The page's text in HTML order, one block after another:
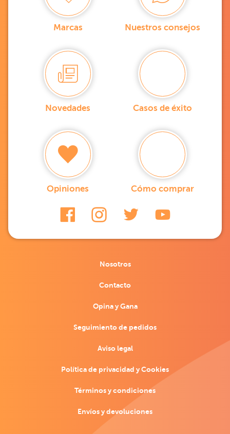
Marcas Nuestros consejos
Novedades Casos de éxito
Opiniones Cómo comprar
Nosotros
Contacto
Opina y Gana
Seguimiento de pedidos
Aviso legal
Política de privacidad y Cookies
Términos y condiciones
Envíos y devoluciones